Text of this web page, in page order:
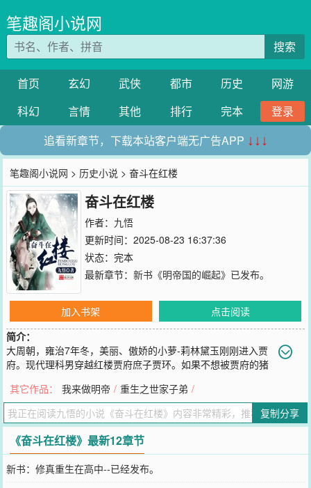
笔趣阁小说网
搜索
首页 玄幻 武侠 都市 历史
网游
科幻
言情 其他 排行 完本
登录
追看新章节，下载本站客户端无广告APP ↓↓↓
笔趣阁小说网 > 历史小说 > 奋斗在红楼
奋斗在红楼
作者： 九悟
更新时间：2025-08-23 16:37:36
状态：完本
最新章节： 新书《明帝国的崛起》已发布。
加入书架
点击阅读
简介：
大周朝，雍治7年冬，美丽、傲娇的小萝-莉林黛玉刚刚进入贾
府。现代理科男穿越红楼贾府庶子贾环。如果不想被贾府的猪
Ps：本书是架空历史爽文。非考据党、非历史正剧党、非红学党，遗
漏不符、错误矛盾之处，敬请谅解。
您要是觉得《奋斗在红楼》还不错的话请不要忘记向您QQ群和微博微
信里的朋友推荐哦！
其它作品： 我来做明帝 / 重生之世家子弟 /
复制分享
《奋斗在红楼》最新12章节
新书：修真重生在高中--已经发布。